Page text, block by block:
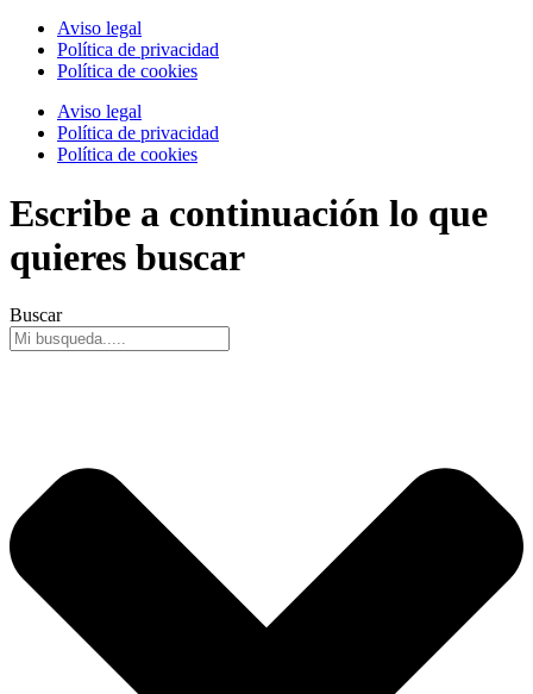
Aviso legal
Política de privacidad
Política de cookies
Aviso legal
Política de privacidad
Política de cookies
Escribe a continuación lo que
quieres buscar
Buscar